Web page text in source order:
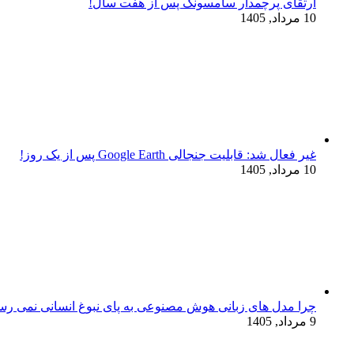
10 مرداد, 1405
غیر فعال شد: قابلیت جنجالی Google Earth پس از یک روز!
10 مرداد, 1405
چرا مدل‌ های زبانی هوش مصنوعی به پای نبوغ انسانی نمی‌
9 مرداد, 1405